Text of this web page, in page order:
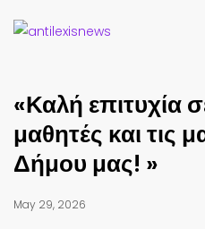
«Καλή επιτυχία
μαθητές και τις
Δήμου μας! »
May 29, 2026